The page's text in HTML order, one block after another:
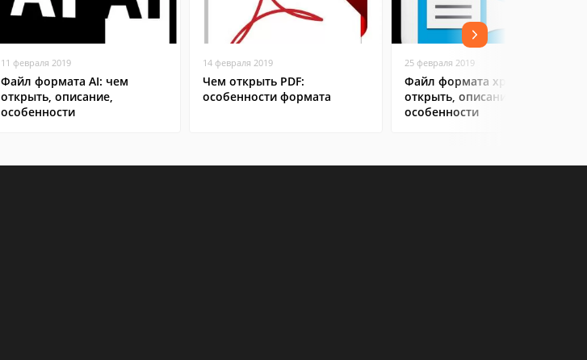
11 февраля 2019
Файл формата AI: чем
открыть, описание,
особенности
14 февраля 2019
Чем открыть PDF:
особенности формата
25 февраля 2019
Файл формата xps: чем
открыть, описание,
особенности